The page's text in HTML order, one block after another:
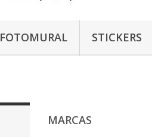
FOTOMURAL STICKERS
MARCAS